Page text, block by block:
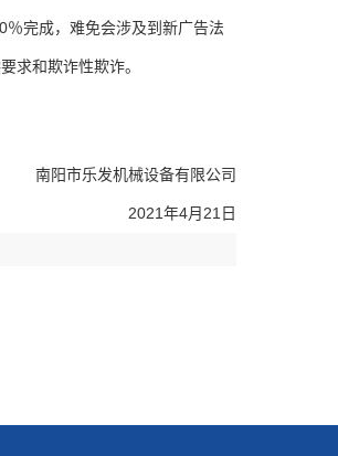
完成，难免会涉及到新广告法
求和欺诈性欺诈。
南阳市乐发机械设备有限公司
2021年4月21日